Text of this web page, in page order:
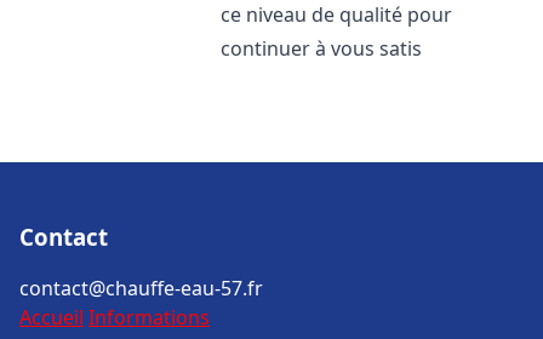
ce niveau de qualité pour
continuer à vous satis
Contact
contact@chauffe-eau-57.fr
Accueil Informations